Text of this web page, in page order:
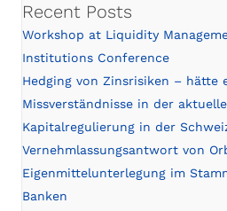
Recent Posts
Workshop at Liquidity
Institutions Conference
Hedging von Zinsrisiken – hätte
Missverständnisse in der
Kapitalregulierung in der
Vernehmlassungsantwort von
Eigenmittelunterlegung im
Banken